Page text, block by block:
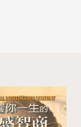
也不是要大家失
好的、有用的，
別人和你的錯，正
記得好，難道不是